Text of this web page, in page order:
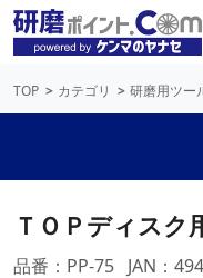
TOP カテゴリ 研磨用ツー
ＴＯＰディスク
品番：PP-75 JAN：